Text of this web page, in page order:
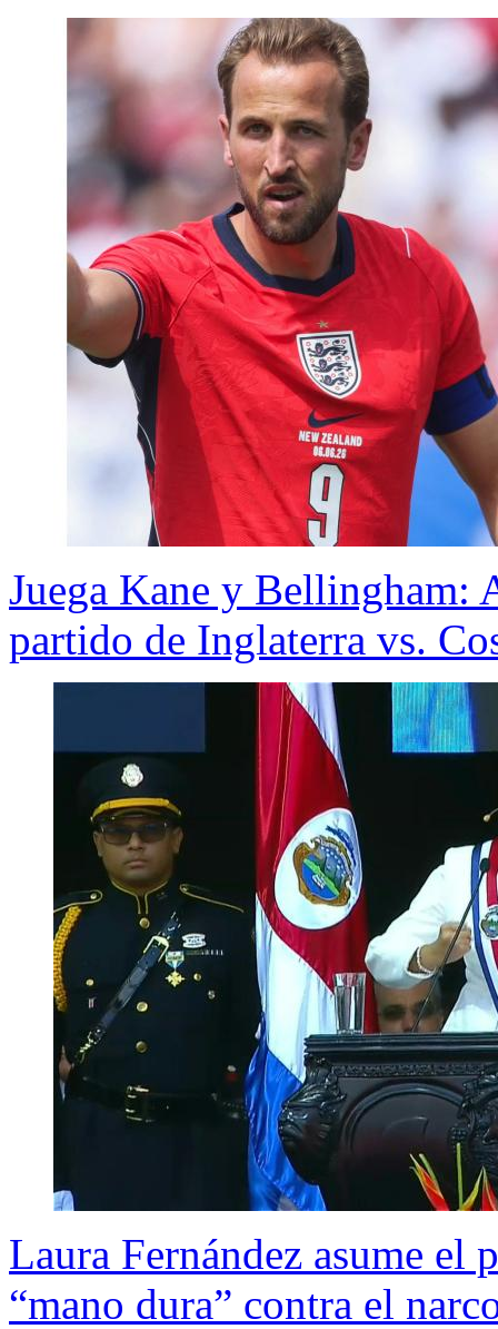
Juega Kane y Bellingham:
partido de Inglaterra vs.
Laura Fernández asume el
“mano dura” contra el